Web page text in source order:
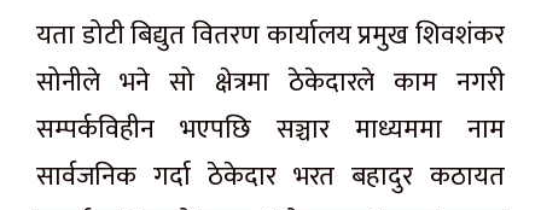
यता डोटी बिद्युत वितरण कार्यालय प्रमुख शिवशंकर
सोनीले भने सो क्षेत्रमा ठेकेदारले काम नगरी
सम्पर्कविहीन भएपछि सञ्चार माध्यममा नाम
सार्वजनिक गर्दा ठेकेदार भरत बहादुर कठायत